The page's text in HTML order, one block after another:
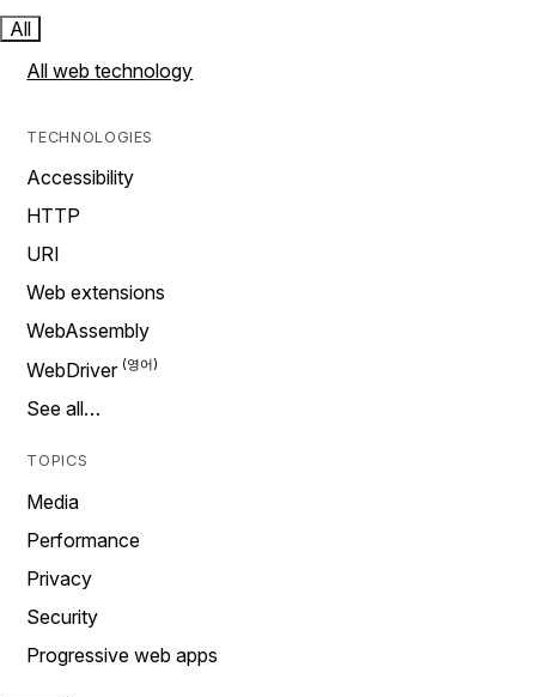
All
All web technology
TECHNOLOGIES
Accessibility
HTTP
URI
Web extensions
WebAssembly
WebDriver
See all…
TOPICS
Media
Performance
Privacy
Security
Progressive web apps